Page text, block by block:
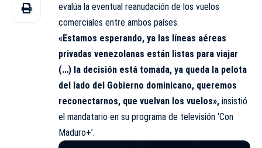
evalúa la eventual reanudación de los vuelos
comerciales entre ambos países.
«Estamos esperando, ya las líneas aéreas
privadas venezolanas están listas para viajar
(…) la decisión está tomada, ya queda la pelota
del lado del Gobierno dominicano, queremos
reconectarnos, que vuelvan los vuelos», insistió
el mandatario en su programa de televisión ‘Con
Maduro+’.